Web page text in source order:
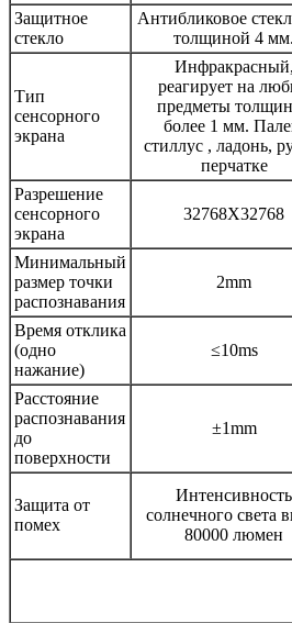
Защитное
стекло
Антибликовое
толщиной 4 мм.
Тип
сенсорного
экрана
Инфракрасный,
реагирует на
предметы
более 1 мм.
стиллус , ладонь,
перчатке
Разрешение
сенсорного
экрана
32768X32768
Минимальный
размер точки
распознавания
2mm
Время отклика
(одно
нажание)
≤10ms
Расстояние
распознавания
до
поверхности
±1mm
Защита от
помех
Интенсивность
солнечного света
80000 люмен